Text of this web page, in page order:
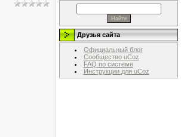
Друзья сайта
Официальный блог
Сообщество uCoz
FAQ по системе
Инструкции для uCoz